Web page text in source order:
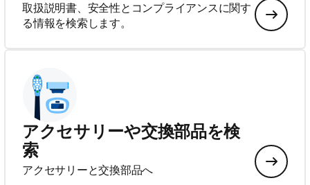
取扱説明書、安全性とコンプライアンスに関す
る情報を検索します。
アクセサリーや交換部品を検
索
アクセサリーと交換部品へ